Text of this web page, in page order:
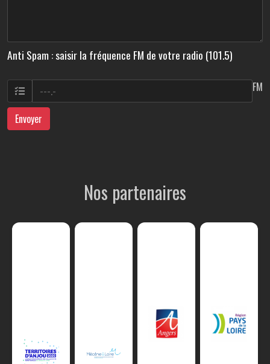
Anti Spam : saisir la fréquence FM de votre radio (101.5)
FM
Envoyer
Nos partenaires